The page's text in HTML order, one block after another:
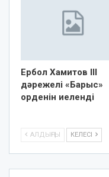
Ербол Хамитов III
дәрежелі «Барыс»
орденін иеленді
АЛДЫҢҒЫ КЕЛЕСІ